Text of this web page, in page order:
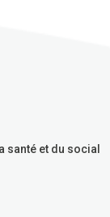
santé et du social